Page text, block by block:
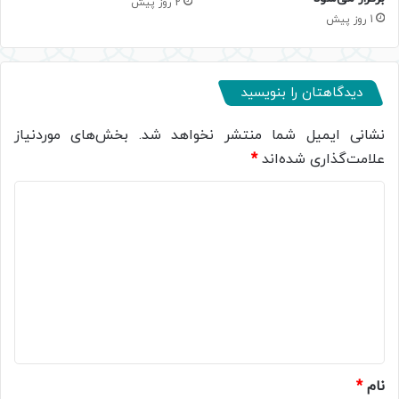
1 روز پیش
دیدگاهتان را بنویسید
نشانی ایمیل شما منتشر نخواهد شد. بخش‌های موردنیاز
علامت‌گذاری شده‌اند*
نام*